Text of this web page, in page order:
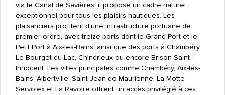
via le Canal de Savières, il propose un cadre naturel
exceptionnel pour tous les plaisirs nautiques. Les
plaisanciers profitent d’une infrastructure portuaire de
premier ordre, avec treize ports dont le Grand Port et le
Petit Port à Aix-les-Bains, ainsi que des ports à Chambéry,
Le-Bourget-du-Lac, Chindrieux ou encore Brison-Saint-
Innocent. Les villes principales comme Chambéry, Aix-les-
Bains, Albertville, Saint-Jean-de-Maurienne, La Motte-
Servolex et La Ravoire offrent un accès privilégié à ces